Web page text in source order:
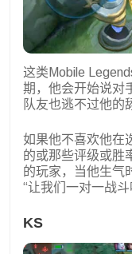
这类Mobile
期，他会开始说对
队友也逃不过他的
如果他不喜欢他在
的或那些评级或胜
的玩家，当他生气
“让我们一对一战斗
KS